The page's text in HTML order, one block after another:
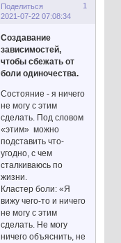
Поделиться
1
2021-07-22 07:08:34
Создавание
зависимостей,
чтобы сбежать от
боли одиночества.
Состояние - я ничего
не могу с этим
сделать. Под словом
«этим» можно
подставить что-
угодно, с чем
сталкиваюсь по
жизни.
Кластер боли: «Я
вижу чего-то и ничего
не могу с этим
сделать. Не могу
ничего объяснить, не